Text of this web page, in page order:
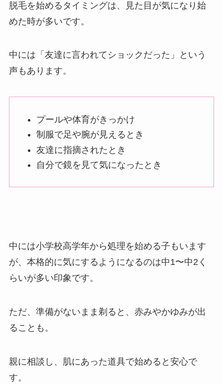
脱毛を始めるタイミングは、見た目が気になり始
めた時が多いです。
中には「友達に言われてショックだった」という
声もあります。
プールや体育がきっかけ
制服で足や腕が見えるとき
友達に指摘されたとき
自分で鏡を見て気になったとき
中には小学校高学年から処理を始める子もいます
が、本格的に気にするようになるのは中1〜中2く
らいが多い印象です。
ただ、準備がないまま剃ると、赤みやかゆみが出
ることも。
親に相談し、肌にあった道具で始めると安心で
す。